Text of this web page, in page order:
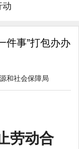
动
件事”打包办办
和社会保障局
劳动合